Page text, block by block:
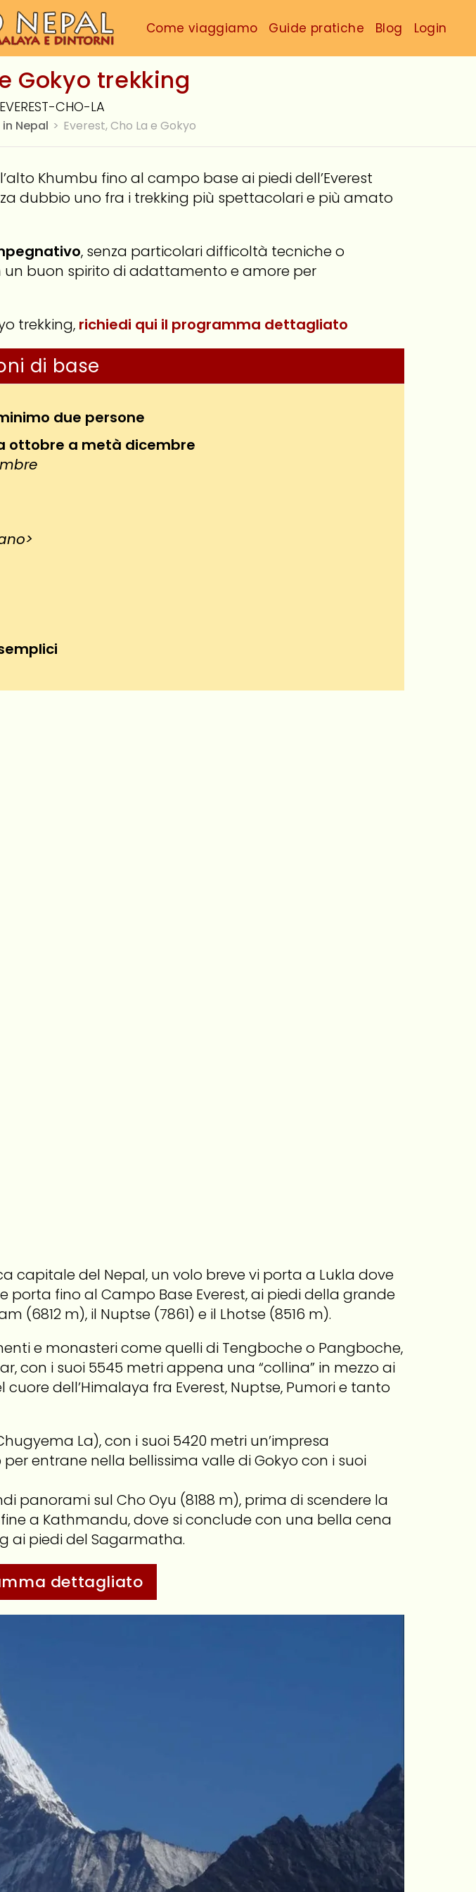
Come viaggiamo Guide pratiche Blog Login
Gokyo trekking
CHO-LA
Nepal > Everest, Cho La e Gokyo
Khumbu fino al campo base ai piedi dell’Everest
dubbio uno fra i trekking più spettacolari e più amato
, senza particolari difficoltà tecniche o
buon spirito di adattamento e amore per
trekking, richiedi qui il programma dettagliato
di base
due persone
ottobre a metà dicembre
capitale del Nepal, un volo breve vi porta a Lukla dove
fino al Campo Base Everest, ai piedi della grande
m), il Nuptse (7861) e il Lhotse (8516 m).
e monasteri come quelli di Tengboche o Pangboche,
con i suoi 5545 metri appena una “collina” in mezzo ai
dell’Himalaya fra Everest, Nuptse, Pumori e tanto
La), con i suoi 5420 metri un’impresa
entrane nella bellissima valle di Gokyo con i suoi
panorami sul Cho Oyu (8188 m), prima di scendere la
a Kathmandu, dove si conclude con una bella cena
ai piedi del Sagarmatha.
dettagliato